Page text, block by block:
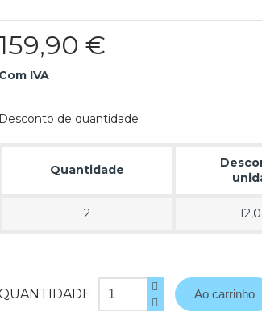
€
Com IVA
Desconto de quantidade
Quantidade
2
Ao carrinho